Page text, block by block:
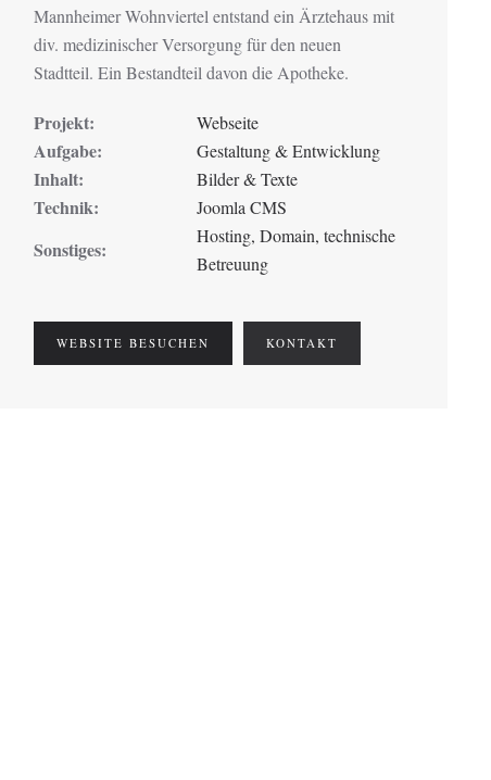
Mannheimer Wohnviertel entstand ein Ärztehaus mit
div. medizinischer Versorgung für den neuen
Stadtteil. Ein Bestandteil davon die Apotheke.
Projekt: Webseite
Aufgabe: Gestaltung & Entwicklung
Inhalt: Bilder & Texte
Technik: Joomla CMS
Sonstiges:
Hosting, Domain, technische
Betreuung
WEBSITE BESUCHEN KONTAKT